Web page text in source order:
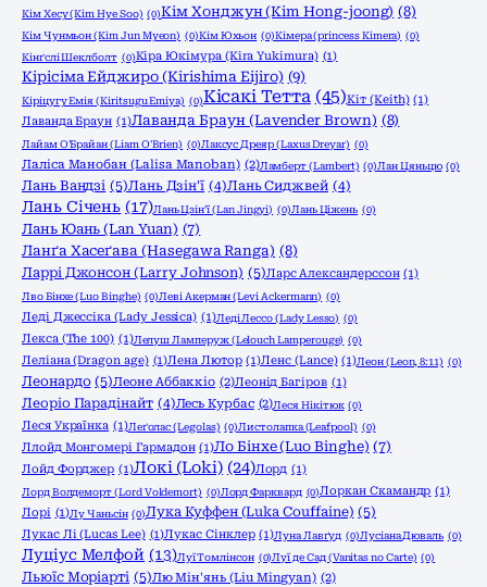
Кім Хесу (Kim Hye Soo) (0)Кім Хонджун (Kim Hong-joong) (8)
Кім Чунмьон (Kim Jun Myeon) (0)Кім Юхьон (0)Кімера (princess Kimera) (0)
Кінґслі Шеклболт (0)Кіра Юкімура (Kira Yukimura) (1)
Кірісіма Ейджиро (Kirishima Eijiro) (9)
Кіріцугу Емія (Kiritsugu Emiya) (0)Кісакі Тетта (45)Кіт (Keith) (1)
Лаванда Браун (1)Лаванда Браун (Lavender Brown) (8)
Лайам О'Брайан (Liam O'Brien) (0)Лаксус Дреяр (Laxus Dreyar) (0)
Лаліса Манобан (Lalisa Manoban) (2)Ламберт (Lambert) (0)Лан Цяньцю (0)
Лань Вандзі (5)Лань Дзін'ї (4)Лань Сиджвей (4)
Лань Січень (17)Лань Цзін'ї (Lan Jingyi) (0)Лань Ціжень (0)
Лань Юань (Lan Yuan) (7)
Ланґа Хасеґава (Hasegawa Ranga) (8)
Ларрі Джонсон (Larry Johnson) (5)Ларс Александерссон (1)
Лво Бінхе (Luo Binghe) (0)Леві Акерман (Levi Ackermann) (0)
Леді Джессіка (Lady Jessica) (1)Леді Лессо (Lady Lesso) (0)
Лекса (The 100) (1)Лелуш Ламперуж (Lelouch Lamperouge) (0)
Леліана (Dragon age) (1)Лена Лютор (1)Ленс (Lance) (1)Леон (Leon, 8:11) (0)
Леонардо (5)Леоне Аббаккіо (2)Леонід Багіров (1)
Леоріо Парадінайт (4)Лесь Курбас (2)Леся Нікітюк (0)
Леся Українка (1)Леґолас (Legolas) (0)Листолапка (Leafpool) (0)
Ллойд Монгомері Гармадон (1)Ло Бінхе (Luo Binghe) (7)
Лойд Форджер (1)Локі (Loki) (24)Лорд (1)
Лорд Волдеморт (Lord Voldemort) (0)Лорд Фарквард (0)Лоркан Скамандр (1)
Лорі (1)Лу Чаньсін (0)Лука Куффен (Luka Couffaine) (5)
Лукас Лі (Lucas Lee) (1)Лукас Сінклер (1)Луна Лавґуд (0)Лусіана Дюваль (0)
Луціус Мелфой (13)Луї Томлінсон (0)Луї де Сад (Vanitas no Carte) (0)
Льюїс Моріарті (5)Лю Мін'янь (Liu Mingyan) (2)